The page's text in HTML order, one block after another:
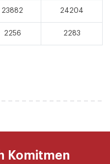
23882 24204
2256 2283
Komitmen